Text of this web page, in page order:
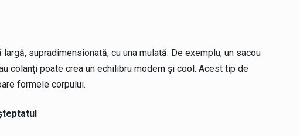
supradimensionată, cu una mulată. De exemplu, un sacou
colanți poate crea un echilibru modern și cool. Acest tip de
formele corpului.